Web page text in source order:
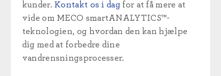
kunder. Kontakt os i dag for at få mere at
vide om MECO smartANALYTICS™-
teknologien, og hvordan den kan hjælpe
dig med at forbedre dine
vandrensningsprocesser.